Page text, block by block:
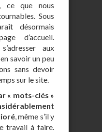
ce que nous
Sous
désormais
d’accueil.
aux
savoir un peu
sans devoir
sur le site.
« mots-clés »
, même s’il y
travail à faire.